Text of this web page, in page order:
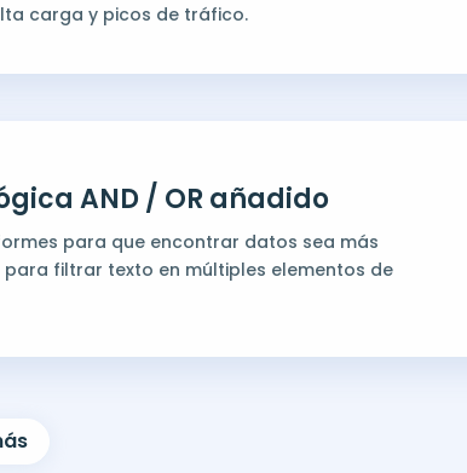
carga y picos de tráfico.
AND / OR añadido
para que encontrar datos sea más
para filtrar texto en múltiples elementos de